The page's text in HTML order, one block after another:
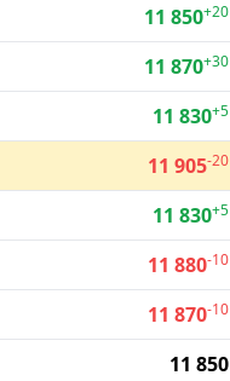
11 850+20
11 870+30
11 830+5
11 905-20
11 830+5
11 880-10
11 870-10
11 850